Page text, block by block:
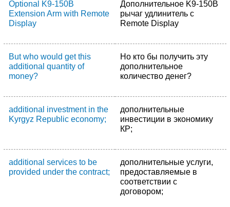
Optional K9-150B
Extension Arm with Remote
Display
Дополнительное K9-150B
рычаг удлинитель с
Remote Display
But who would get this
additional quantity of
money?
Но кто бы получить эту
дополнительное
количество денег?
additional investment in the
Kyrgyz Republic economy;
дополнительные
инвестиции в экономику
КР;
additional services to be
provided under the contract;
дополнительные услуги,
предоставляемые в
соответствии с
договором;